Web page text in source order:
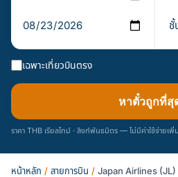
เฉพาะเที่ยวบินตรง
หาตั๋วถูกที่สุ
ราคา THB เรียลไทม์ · ลิงก์พันธมิตร — ไม่มีค่าใช้จ่ายเพิ่ม
หน้าหลัก / สายการบิน / Japan Airlines (JL)